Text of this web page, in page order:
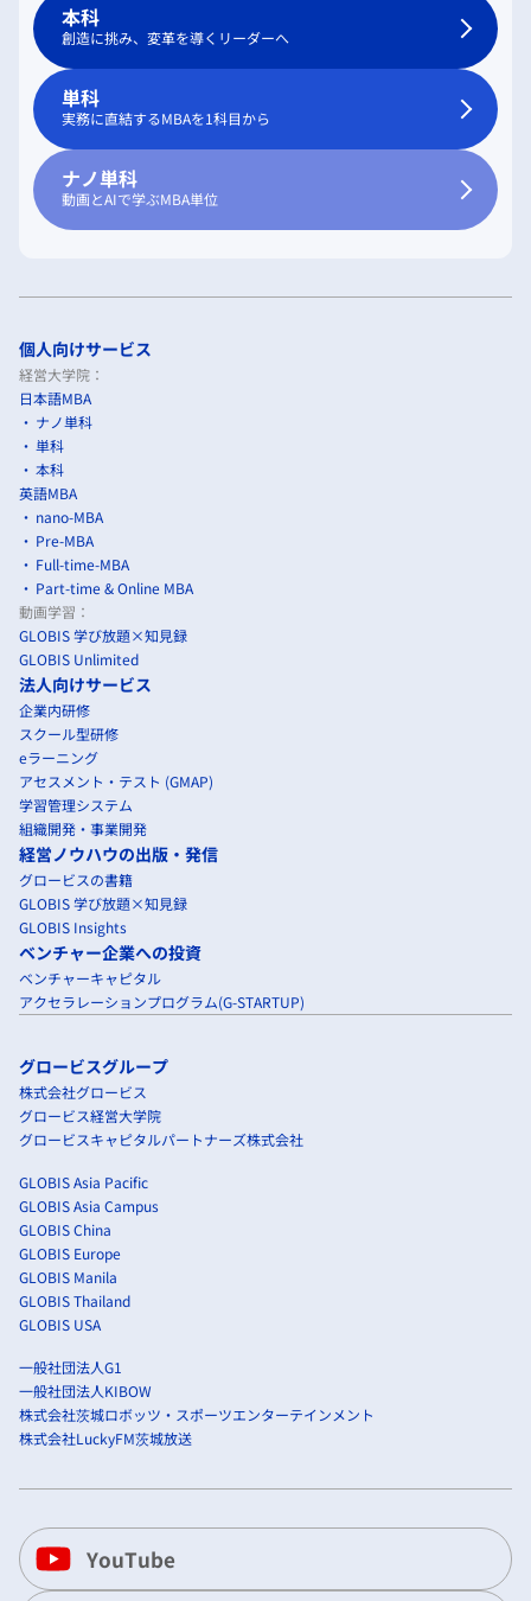
本科
創造に挑み、変革を導くリーダーへ
単科
実務に直結するMBAを1科目から
ナノ単科
動画とAIで学ぶMBA単位
個人向けサービス
経営大学院：
日本語MBA
ナノ単科
単科
本科
英語MBA
nano-MBA
Pre-MBA
Full-time-MBA
Part-time & Online MBA
動画学習：
GLOBIS 学び放題×知見録
GLOBIS Unlimited
法人向けサービス
企業内研修
スクール型研修
eラーニング
アセスメント・テスト (GMAP)
学習管理システム
組織開発・事業開発
経営ノウハウの出版・発信
グロービスの書籍
GLOBIS 学び放題×知見録
GLOBIS Insights
ベンチャー企業への投資
ベンチャーキャピタル
アクセラレーションプログラム(G-STARTUP)
グロービスグループ
株式会社グロービス
グロービス経営大学院
グロービスキャピタルパートナーズ株式会社
GLOBIS Asia Pacific
GLOBIS Asia Campus
GLOBIS China
GLOBIS Europe
GLOBIS Manila
GLOBIS Thailand
GLOBIS USA
一般社団法人G1
一般社団法人KIBOW
株式会社茨城ロボッツ・スポーツエンターテインメント
株式会社LuckyFM茨城放送
YouTube